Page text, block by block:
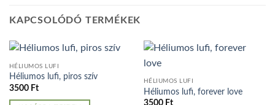
KAPCSOLÓDÓ TERMÉKEK
HÉLIUMOS LUFI
Héliumos lufi, piros szív
3500 Ft
HÉLIUMOS LUFI
Héliumos lufi, forever love